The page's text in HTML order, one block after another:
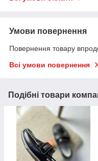
Умови повернення
Повернення товару
Всі умови повернення
Подібні товари